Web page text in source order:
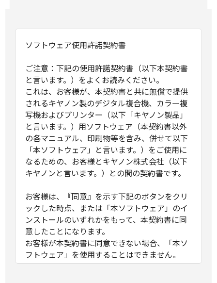
ソフトウェア使用許諾契約書
ご注意：下記の使用許諾契約書（以下本契約書
と言います。）をよくお読みください。
これは、お客様が、本契約書と共に無償で提供
されるキヤノン製のデジタル複合機、カラー複
写機およびプリンター（以下「キヤノン製品」
と言います。）用ソフトウェア（本契約書以外
の各マニュアル、印刷物等を含み、併せて以下
「本ソフトウェア」と言います。）をご使用に
なるための、お客様とキヤノン株式会社（以下
キヤノンと言います。）との間の契約書です。
お客様は、『同意』を示す下記のボタンをクリ
ックした時点、または「本ソフトウェア」のイ
ンストールのいずれかをもって、本契約書に同
意したことになります。
お客様が本契約書に同意できない場合、「本ソ
フトウェア」を使用することはできません。